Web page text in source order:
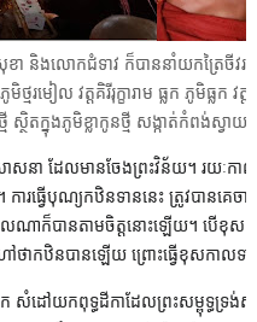
និងលោកជំទាវ ក៏បាននាំយកត្រៃចីវរ ប
មិថ្មរមៀល វត្តគិរីរុក្ខារាម ធ្លក ភូមិធ្លក
នថ្មី ស្ថិតក្នុងភូមិខ្លាកូនថ្មី សង្កាត់កំពង់ស្
សនា ដែលមានចែងព្រះវិន័យ។ រយៈកា
ការធ្វើបុណ្យកឋិនទាននេះ ត្រូវបានគ
លណាក៏បានតាមចិត្តនោះឡើយ។ បើខុស
ឋិនបានឡើយ ព្រោះធ្វើខុសកាលទាន
សំដៅយកពុទ្ធដីកាដែលព្រះសម្ពុទ្ធទ្រង់ស